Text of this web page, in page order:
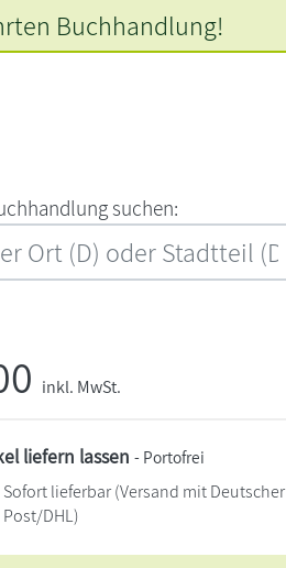
‍s‍u‍c‍h‍e‍n‍:‍
Buchhandlung!
inkl. MwSt.
liefern lassen - Portofrei
Sofort lieferbar(Versand mit Deutscher
Post/DHL)